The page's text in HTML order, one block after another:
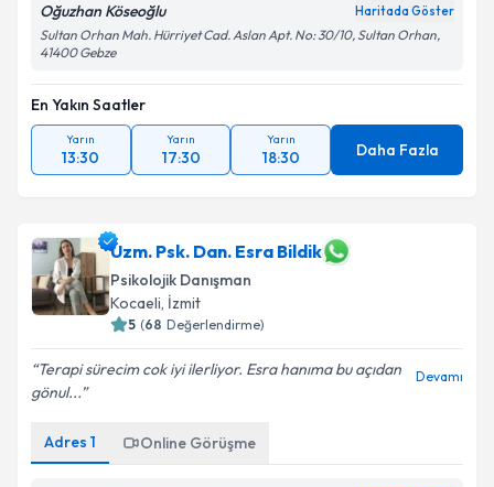
Oğuzhan Köseoğlu Haritada Göster
Sultan Orhan Mah. Hürriyet Cad. Aslan Apt. No: 30/10, Sultan Orhan,
41400 Gebze
En Yakın Saatler
Yarın
13:30
Yarın
17:30
Yarın
18:30 Daha Fazla
Uzm. Psk. Dan. Esra Bildik
Psikolojik Danışman
Kocaeli, İzmit
5 (68 Değerlendirme)
Terapi sürecim cok iyi ilerliyor. Esra hanıma bu açıdan
gönul...
Devamı
Adres 1 Online Görüşme